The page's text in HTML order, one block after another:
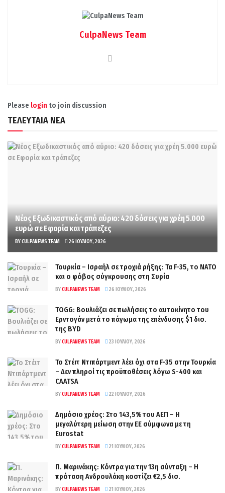
CulpaNews Team
Please login to join discussion
ΤΕΛΕΥΤΑΙΑ ΝΕΑ
Νέος Εξωδικαστικός από αύριο: 420 δόσεις για χρέη 5.000
ευρώ σε Εφορία και τράπεζες
BYCULPANEWS TEAM 26 ΙΟΥΛΊΟΥ, 2026
Τουρκία – Ισραήλ σε τροχιά ρήξης: Τα F-35, το ΝΑΤΟ
και ο φόβος σύγκρουσης στη Συρία
BYCULPANEWS TEAM 26 ΙΟΥΛΊΟΥ, 2026
TOGG: Βουλιάζει σε πωλήσεις το αυτοκίνητο του
Ερντογάν μετά το πάγωμα της επένδυσης $1 δισ.
της BYD
BYCULPANEWS TEAM 23 ΙΟΥΛΊΟΥ, 2026
Το Στέιτ Ντιπάρτμεντ λέει όχι στα F-35 στην Τουρκία
– Δεν πληροί τις προϋποθέσεις λόγω S-400 και
CAATSA
BYCULPANEWS TEAM 22 ΙΟΥΛΊΟΥ, 2026
Δημόσιο χρέος: Στο 143,5% του ΑΕΠ – Η
μεγαλύτερη μείωση στην ΕΕ σύμφωνα με τη
Eurostat
BYCULPANEWS TEAM 21 ΙΟΥΛΊΟΥ, 2026
Π. Μαρινάκης: Κόντρα για την 13η σύνταξη – Η
πρόταση Ανδρουλάκη κοστίζει €2,5 δισ.
BYCULPANEWS TEAM 21 ΙΟΥΛΊΟΥ, 2026